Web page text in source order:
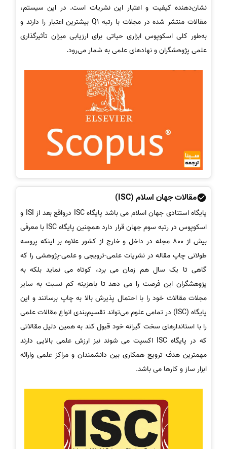
نشان‌دهنده کیفیت و اعتبار این نشریات است. در این سیستم،
مقالات منتشر شده در مجلات با رتبه Q1 بیشترین اعتبار را دارند و
به‌طور کلی اسکوپوس ابزاری حیاتی برای ارزیابی میزان تأثیرگذاری
علمی پژوهشگران و نهادهای علمی به شمار می‌رود.
مقالات جهان اسلام (ISC)
پایگاه استنادی جهان اسلام می باشد پایگاه ISC درواقع بعد از ISI و
اسکوپوس در رتبه سوم جهان قرار دارد همچنین پایگاه ISC با معرفی
بیش از 800 مجله در داخل و خارج از کشور علاوه بر اینکه پروسه
طولانی چاپ مقاله در نشریات علمی-ترویجی و علمی-پژوهشی را که
گاهی تا یک سال هم زمان می برد، کوتاه می نماید بلکه به
پژوهشگران این فرصت را می دهد تا باهزینه کم نسبت به سایر
مجلات مقالات خود را با احتمال پذیرش بالا به چاپ برسانند و این
پایگاه (ISC) در تمامی علوم می‌تواند تقسیم‌بندی انواع مقالات علمی
را با استاندارهای سخت گیرانه خود قبول کند به همین دلیل مقالاتی
که در پایگاه ISC اکسپت می شوند نیز ارزش علمی بالایی دارند
مهمترین هدف ترویج همکاری بین دانشمندان و مراکز علمی وارائه
ابزار ساز و کارها می باشد.